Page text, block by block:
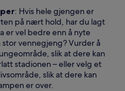
: Hvis hele gjengen er
på nært hold, har du lagt
er vel bedre enn å nyte
vennegjeng? Vurder å
slik at dere kan
stadionen – eller velg et
slik at dere kan
er over.